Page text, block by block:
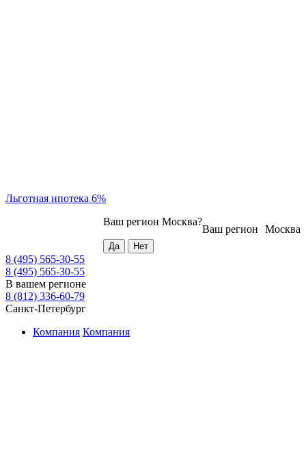
Льготная ипотека 6%
Москва
Ваш регион
Ваш регион Москва?
8 (495) 565-30-55
8 (495) 565-30-55
В вашем регионе
8 (812) 336-60-79
Санкт-Петербург
Компания Компания